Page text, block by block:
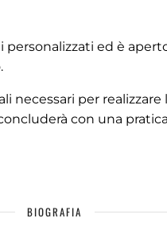
ed è
necessari per
con una
BIOGRAFIA